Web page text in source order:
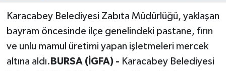
Karacabey Belediyesi Zabıta Müdürlüğü, yaklaşan
bayram öncesinde ilçe genelindeki pastane, fırın
ve unlu mamul üretimi yapan işletmeleri mercek
altına aldı. BURSA (İGFA) - Karacabey Belediyesi